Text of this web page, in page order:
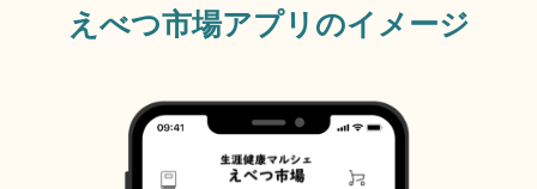
えべつ市場アプリのイメージ